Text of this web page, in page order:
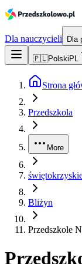
Dla nauczycieli Dla
🇵🇱Polski PL
Strona
Przedszkola
More
Bliżyn
Przedszkole